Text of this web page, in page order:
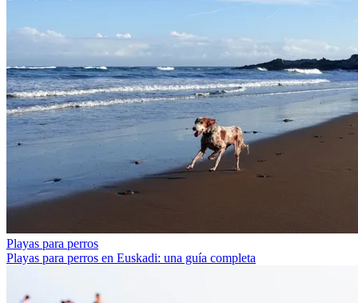
Playas para perros
Playas para perros en Euskadi: una guía completa